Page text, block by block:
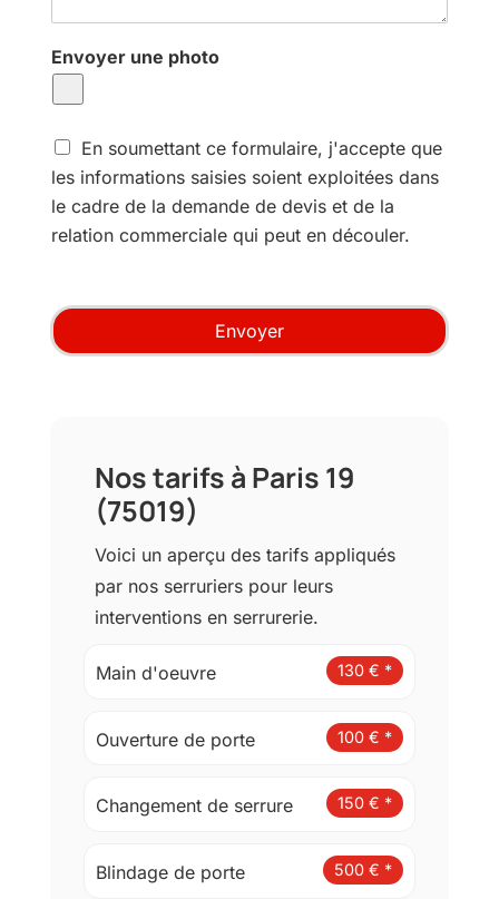
d
e
d
p
r
e
s
t
o
n
Envoyer une photo
C
o
n
s
e
m
e
En soumettant ce formulaire, j'accepte que
les informations saisies soient exploitées dans
le cadre de la demande de devis et de la
relation commerciale qui peut en découler.
Envoyer
Nos tarifs à Paris 19
(75019)
Voici un aperçu des tarifs appliqués
par nos serruriers pour leurs
interventions en serrurerie.
Main d'oeuvre 130 € *
Ouverture de porte 100 € *
Changement de serrure 150 € *
Blindage de porte 500 € *